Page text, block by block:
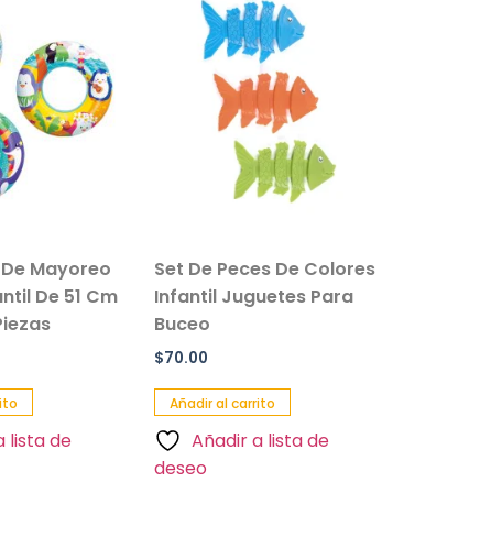
Mayoreo
De 51 Cm
lista de
Set De Peces De Colores
Infantil Juguetes Para
Buceo
$70.00
Añadir al carrito
Añadir a lista de
deseo